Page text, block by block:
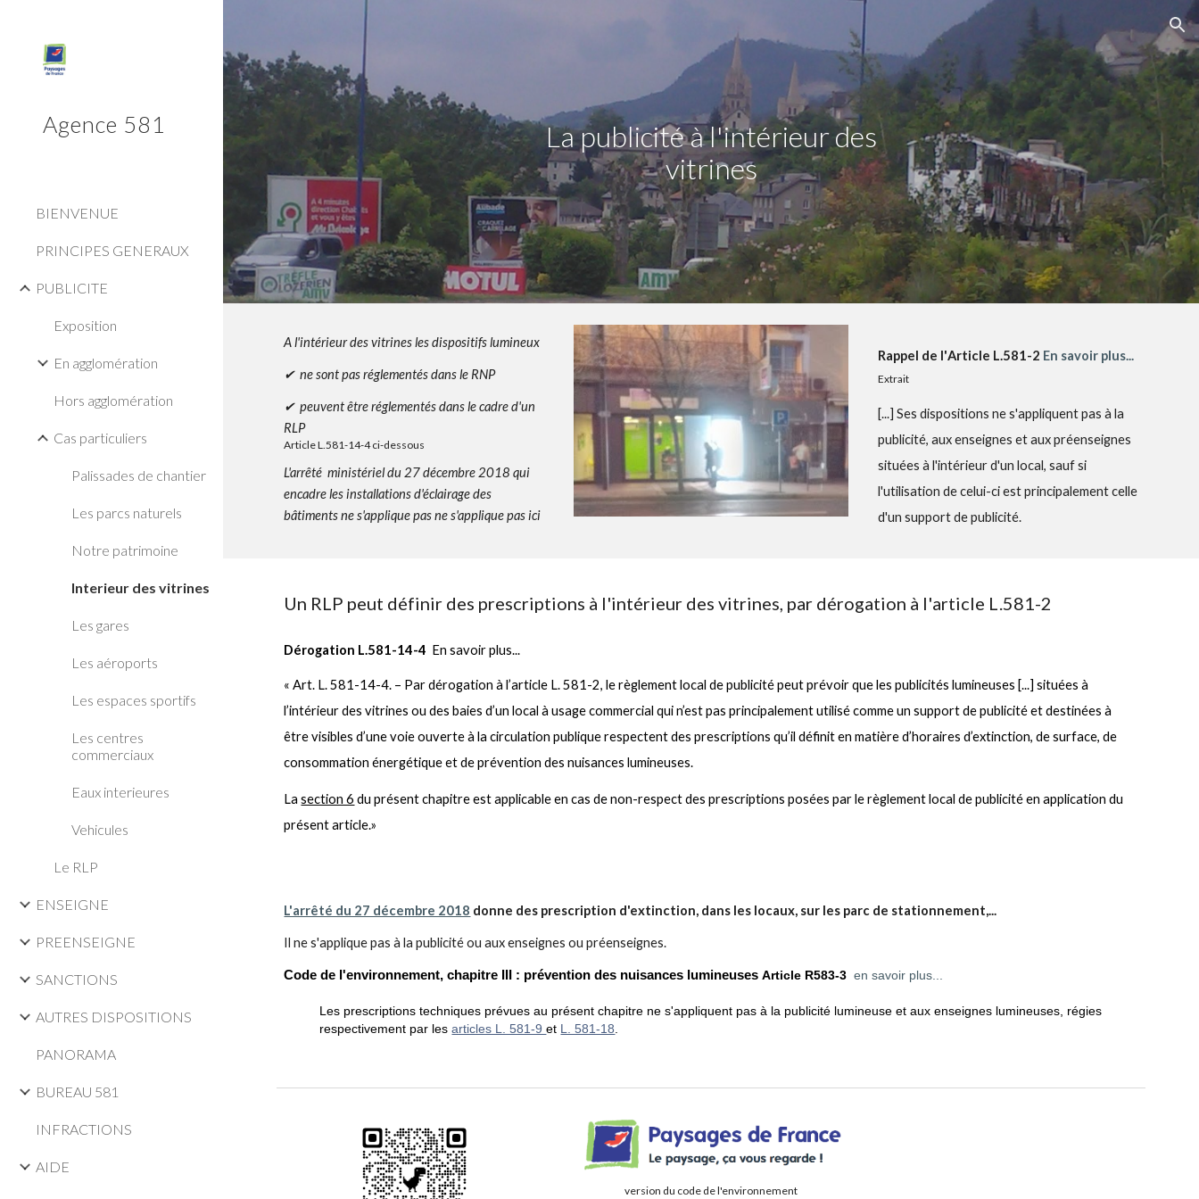
Skip to navigation
Agence 581
BIENVENUE
PRINCIPES GENERAUX
PUBLICITE
Exposition
En agglomération
Hors agglomération
Cas particuliers
Palissades de chantier
Les parcs naturels
Notre patrimoine
Interieur des vitrines
Les gares
Les aéroports
Les espaces sportifs
Les centres
commerciaux
Eaux interieures
Vehicules
Le RLP
ENSEIGNE
PREENSEIGNE
SANCTIONS
AUTRES DISPOSITIONS
PANORAMA
BUREAU 581
INFRACTIONS
AIDE
La publicité à l'intérieur des
vitrines
A l'intérieur des vitrinesles dispositifs lumineux
✔ ne sont pas réglementés dans le RNP
✔ peuvent être réglementés dans le cadre d'un
RLP
Article L.581-14-4 ci-dessous
L'arrêté ministériel du 27 décembre 2018 qui
encadre les installations d'éclairage des
bâtiments ne s'applique pasne s'applique pasici
Rappel de l'Article L.581-2 En savoir plus...
Extrait
[...] Ses dispositions ne s'appliquent pas à la
publicité, aux enseignes et aux préenseignes
situées à l'intérieur d'un local, sauf si
l'utilisation de celui-ci est principalement celle
d'un support de publicité.
Un RLP peut définir des prescriptions à l'intérieur des vitrines, par dérogation à l'article L.581-2
Dérogation L.581-14-4 En savoir plus...
« Art. L. 581-14-4. – Par dérogation à l’article L. 581-2, le règlement local de publicité peut prévoir que les publicités lumineuses [...] situées à
l’intérieur des vitrines ou des baies d’un local à usage commercial qui n’est pas principalement utilisé comme un support de publicité et destinées à
être visibles d’une voie ouverte à la circulation publique respectent des prescriptions qu’il définit en matière d’horaires d’extinction, de surface, de
consommation énergétique et de prévention des nuisances lumineuses.
Lasection 6 du présent chapitre est applicable en cas de non-respect des prescriptions posées par le règlement local de publicité en application du
présent article.»
L'arrêté du 27 décembre 2018 donne des prescription d'extinction, dans les locaux, sur les parc de stationnement,...
Il ne s'applique pas à la publicité ou aux enseignes ou préenseignes.
Code de l'environnement, chapitre III : prévention des nuisances lumineusesArticle R583-3 en savoir plus...
Les prescriptions techniques prévues au présent chapitre ne s'appliquent pas à la publicité lumineuse et aux enseignes lumineuses, régies
respectivement par lesarticles L. 581-9et L. 581-18
version du code de l'environnement